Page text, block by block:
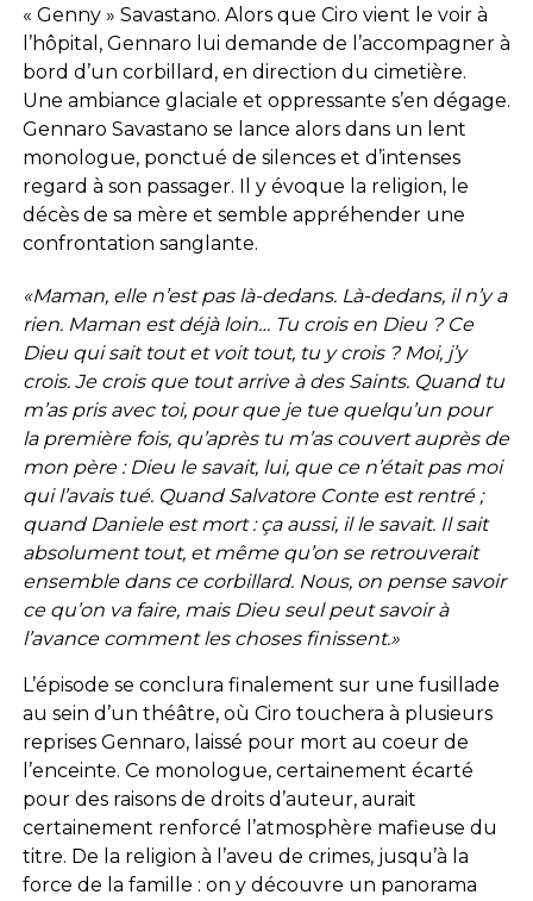
« Genny » Savastano. Alors que Ciro vient le voir à
l’hôpital, Gennaro lui demande de l’accompagner à
bord d’un corbillard, en direction du cimetière.
Une ambiance glaciale et oppressante s’en dégage.
Gennaro Savastano se lance alors dans un lent
monologue, ponctué de silences et d’intenses
regard à son passager. Il y évoque la religion, le
décès de sa mère et semble appréhender une
confrontation sanglante.
«Maman, elle n’est pas là-dedans. Là-dedans, il n’y a
rien. Maman est déjà loin… Tu crois en Dieu ? Ce
Dieu qui sait tout et voit tout, tu y crois ? Moi, j’y
crois. Je crois que tout arrive à des Saints. Quand tu
m’as pris avec toi, pour que je tue quelqu’un pour
la première fois, qu’après tu m’as couvert auprès de
mon père : Dieu le savait, lui, que ce n’était pas moi
qui l’avais tué. Quand Salvatore Conte est rentré ;
quand Daniele est mort : ça aussi, il le savait. Il sait
absolument tout, et même qu’on se retrouverait
ensemble dans ce corbillard. Nous, on pense savoir
ce qu’on va faire, mais Dieu seul peut savoir à
l’avance comment les choses finissent.»
L’épisode se conclura finalement sur une fusillade
au sein d’un théâtre, où Ciro touchera à plusieurs
reprises Gennaro, laissé pour mort au coeur de
l’enceinte. Ce monologue, certainement écarté
pour des raisons de droits d’auteur, aurait
certainement renforcé l’atmosphère mafieuse du
titre. De la religion à l’aveu de crimes, jusqu’à la
force de la famille : on y découvre un panorama